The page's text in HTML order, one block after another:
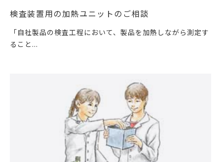
検査装置用の加熱ユニットのご相談
「自社製品の検査工程において、製品を加熱しながら測定す
ること...